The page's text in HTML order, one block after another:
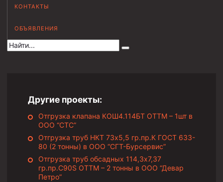
КОНТАКТЫ
ОБЪЯВЛЕНИЯ
Муфта НКВ 60
Муфта НКТ 60
Муфта НКТ 33
Обсадные трубы и муфты к ним
ГОСТ 31446-2017
ГОСТ 632-80
Муфты для обсадных труб
Другие проекты:
Отгрузка клапана КОШ4.114БТ ОТТМ – 1шт в
ООО “СТС”
Отгрузка труб НКТ 73х5,5 гр.пр.К ГОСТ 633-
80 (2 тонны) в ООО “СГТ-Бурсервис”
Отгрузка труб обсадных 114,3х7,37
гр.пр.C90S ОТТМ – 2 тонны в ООО “Девар
Петро”